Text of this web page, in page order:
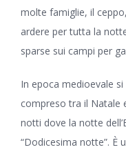
molte famiglie, il
ardere per tutta la
sparse sui campi per
In epoca medioevale
compreso tra il Natale
notti dove la notte
“Dodicesima notte”. È